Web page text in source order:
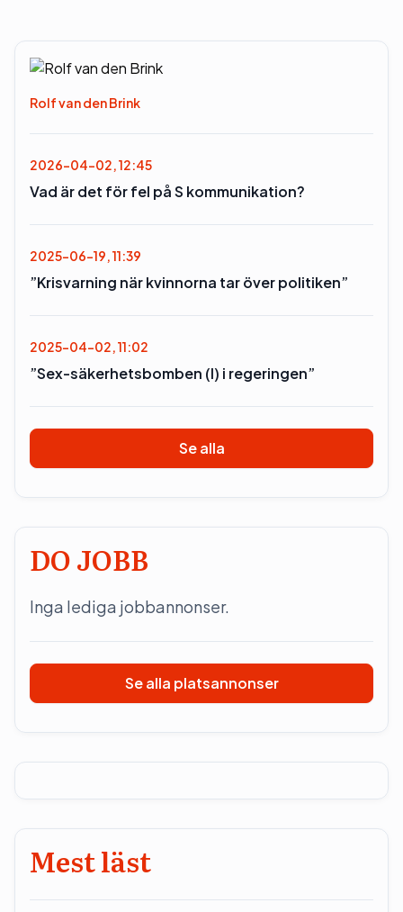
Rolf van den Brink
2026-04-02, 12:45
Vad är det för fel på S kommunikation?
2025-06-19, 11:39
”Krisvarning när kvinnorna tar över politiken”
2025-04-02, 11:02
”Sex-säkerhetsbomben (l) i regeringen”
Se alla
DO JOBB
Inga lediga jobbannonser.
Se alla platsannonser
Mest läst